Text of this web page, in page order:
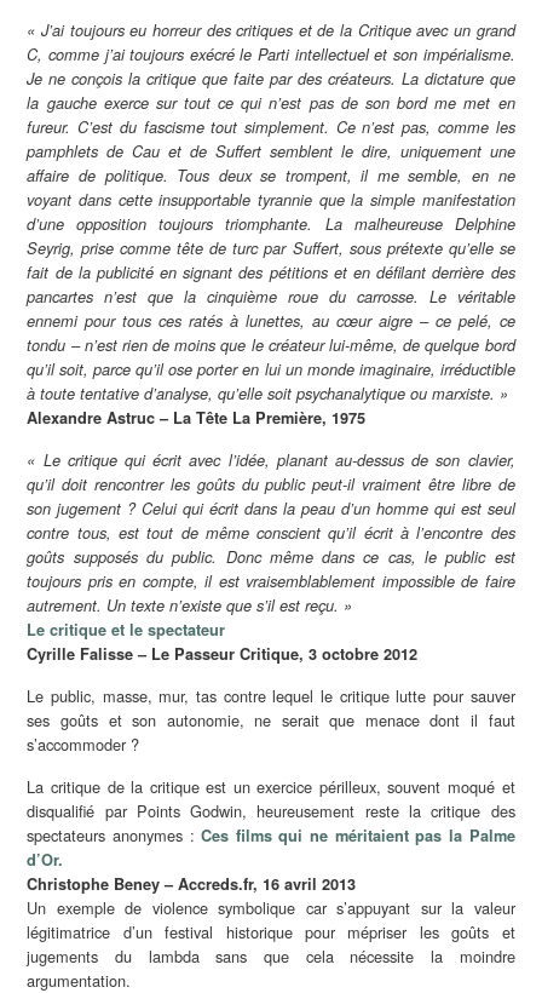
« J’ai toujours eu horreur des critiques et de la Critique avec un grand
C, comme j’ai toujours exécré le Parti intellectuel et son impérialisme.
Je ne conçois la critique que faite par des créateurs. La dictature que
la gauche exerce sur tout ce qui n’est pas de son bord me met en
fureur. C’est du fascisme tout simplement. Ce n’est pas, comme les
pamphlets de Cau et de Suffert semblent le dire, uniquement une
affaire de politique. Tous deux se trompent, il me semble, en ne
voyant dans cette insupportable tyrannie que la simple manifestation
d’une opposition toujours triomphante. La malheureuse Delphine
Seyrig, prise comme tête de turc par Suffert, sous prétexte qu’elle se
fait de la publicité en signant des pétitions et en défilant derrière des
pancartes n’est que la cinquième roue du carrosse. Le véritable
ennemi pour tous ces ratés à lunettes, au cœur aigre – ce pelé, ce
tondu – n’est rien de moins que le créateur lui-même, de quelque bord
qu’il soit, parce qu’il ose porter en lui un monde imaginaire, irréductible
à toute tentative d’analyse, qu’elle soit psychanalytique ou marxiste. »
Alexandre Astruc – La Tête La Première, 1975
« Le critique qui écrit avec l’idée, planant au-dessus de son clavier,
qu’il doit rencontrer les goûts du public peut-il vraiment être libre de
son jugement ? Celui qui écrit dans la peau d’un homme qui est seul
contre tous, est tout de même conscient qu’il écrit à l’encontre des
goûts supposés du public. Donc même dans ce cas, le public est
toujours pris en compte, il est vraisemblablement impossible de faire
autrement. Un texte n’existe que s’il est reçu. »
Le critique et le spectateur
Cyrille Falisse – Le Passeur Critique, 3 octobre 2012
Le public, masse, mur, tas contre lequel le critique lutte pour sauver
ses goûts et son autonomie, ne serait que menace dont il faut
s’accommoder ?
La critique de la critique est un exercice périlleux, souvent moqué et
disqualifié par Points Godwin, heureusement reste la critique des
spectateurs anonymes :Ces films qui ne méritaient pas la Palme
d’Or.
Christophe Beney – Accreds.fr, 16 avril 2013
Un exemple de violence symbolique car s’appuyant sur la valeur
légitimatrice d’un festival historique pour mépriser les goûts et
jugements du lambda sans que cela nécessite la moindre
argumentation.